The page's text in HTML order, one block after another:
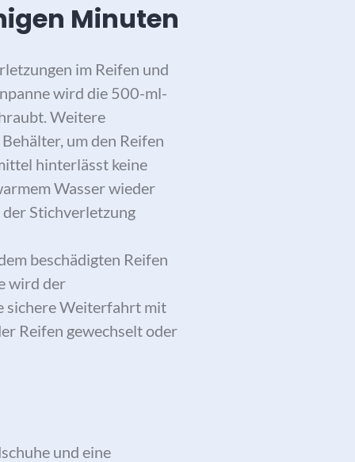
Minuten
im Reifen und
wird die 500-ml-
Weitere
um den Reifen
hinterlässt keine
Wasser wieder
Stichverletzung
beschädigten Reifen
wird der
sichere Weiterfahrt mit
Reifen gewechselt oder
und eine